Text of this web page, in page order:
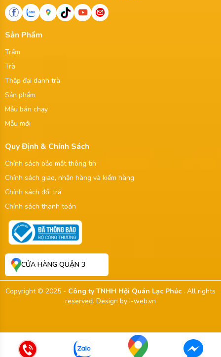
Sản Phẩm
Trầm
Trà
Thập đại danh trà
Sản phẩm
Mẫu bán chạy
Mẫu mới
Quy Định & Chính Sách
Chính sách bảo mật thông tin
Chính sách giao, nhận hàng và kiểm hàng
Chính sách đổi trả
Chính sách thanh toán
CỬA HÀNG QUẬN 3
Copyright © 2025 - Công ty TNHH Hội Quán Lạc Phúc . All rights
reserved. Design by i-web.vn